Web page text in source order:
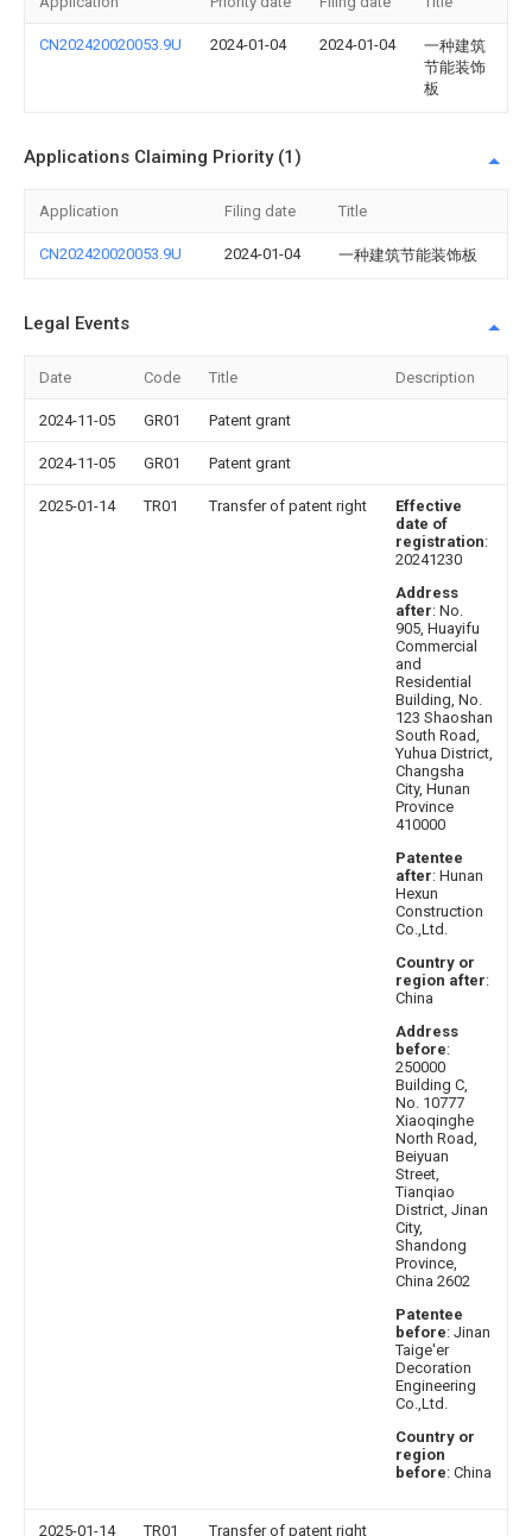
CN202420020053.9U 2024-01-04 2024-01-04
一种建筑
节能装饰
板
Applications Claiming Priority (1)
Application Filing date Title
CN202420020053.9U 2024-01-04 一种建筑节能装饰板
Legal Events
Date Code Title Description
2024-11-05 GR01 Patent grant
2024-11-05 GR01 Patent grant
2025-01-14 TR01 Transfer of patent right
Effective
date of
registration:
20241230
Address
after: No.
905, Huayifu
Commercial
and
Residential
Building, No.
123 Shaoshan
South Road,
Yuhua District,
Changsha
City, Hunan
Province
410000
Patentee
after: Hunan
Hexun
Construction
Co.,Ltd.
Country or
region after:
China
Address
before:
250000
Building C,
No. 10777
Xiaoqinghe
North Road,
Beiyuan
Street,
Tianqiao
District, Jinan
City,
Shandong
Province,
China 2602
Patentee
before: Jinan
Taige'er
Decoration
Engineering
Co.,Ltd.
Country or
region
before: China
2025-01-14 TR01 Transfer of patent right